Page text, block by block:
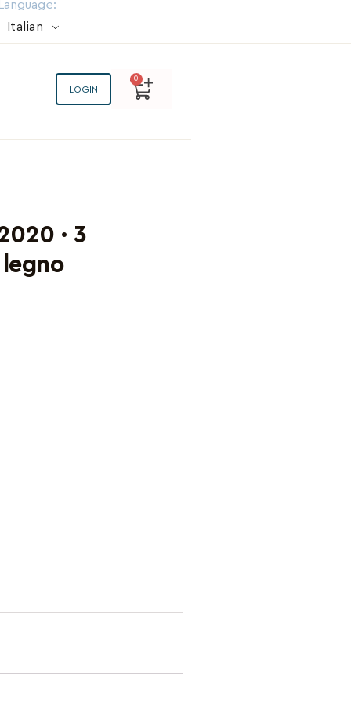
Italian
LOGIN
0
· 3